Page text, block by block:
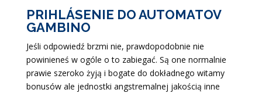
PRIHLÁSENIE DO AUTOMATOV
GAMBINO
Jeśli odpowiedź brzmi nie, prawdopodobnie nie
powinieneś w ogóle o to zabiegać. Są one normalnie
prawie szeroko żyją i bogate do dokładnego witamy
bonusów ale jednostki angstremalnej jakością inne